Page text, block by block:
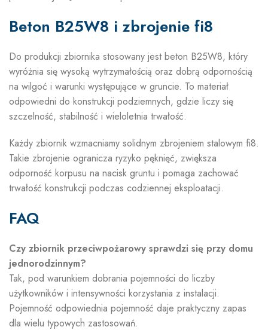
Beton B25W8 i zbrojenie fi8
Do produkcji zbiornika stosowany jest beton B25W8, który
wyróżnia się wysoką wytrzymałością oraz dobrą odpornością
na wilgoć i warunki występujące w gruncie. To materiał
odpowiedni do konstrukcji podziemnych, gdzie liczy się
szczelność, stabilność i wieloletnia trwałość.
Każdy zbiornik wzmacniamy solidnym zbrojeniem stalowym fi8.
Takie zbrojenie ogranicza ryzyko pęknięć, zwiększa
odporność korpusu na nacisk gruntu i pomaga zachować
trwałość konstrukcji podczas codziennej eksploatacji.
FAQ
Czy zbiornik przeciwpożarowy sprawdzi się przy domu
jednorodzinnym?
Tak, pod warunkiem dobrania pojemności do liczby
użytkowników i intensywności korzystania z instalacji.
Pojemność odpowiednia pojemność daje praktyczny zapas
dla wielu typowych zastosowań.